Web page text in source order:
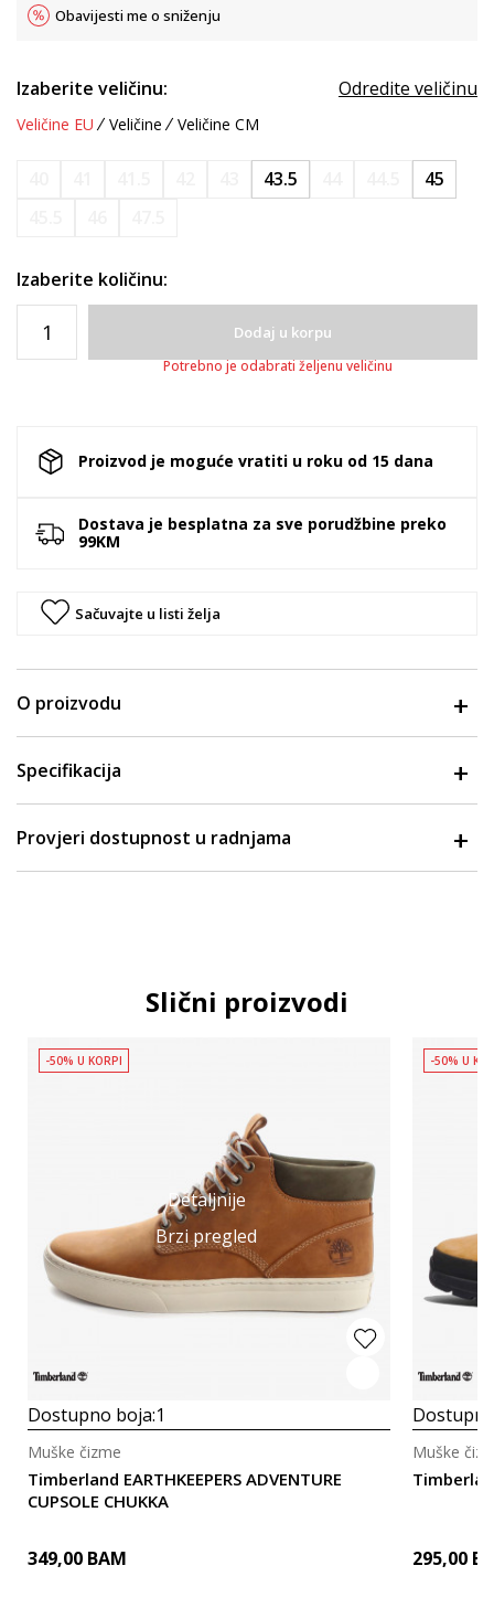
Obavijesti me o sniženju
Izaberite veličinu: Odredite veličinu
Veličine EU Veličine Veličine CM
43.5
45
Izaberite količinu:
Dodaj u korpu
Potrebno je odabrati željenu veličinu
Proizvod je moguće vratiti u roku od 15 dana
Dostava je besplatna za sve porudžbine preko
99KM
Sačuvajte u listi želja
O proizvodu
Specifikacija
Provjeri dostupnost u radnjama
Slični proizvodi
Detaljnije
Brzi pregled
-50% U KORPI
Dostupno boja:1
Timberland EARTHKEEPERS ADVENTURE
CUPSOLE CHUKKA
Muške čizme
349,00 BAM
-50% U
Muške
295,00